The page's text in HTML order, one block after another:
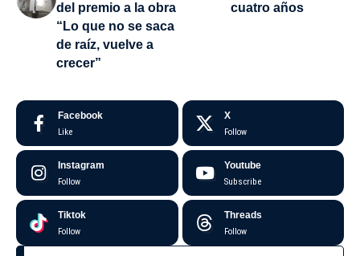
del premio a la obra
“Lo que no se saca
de raíz, vuelve a
crecer”
cuatro años
Facebook
Like
X
Follow
Instagram
Follow
Youtube
Subscribe
Tiktok
Follow
Threads
Follow